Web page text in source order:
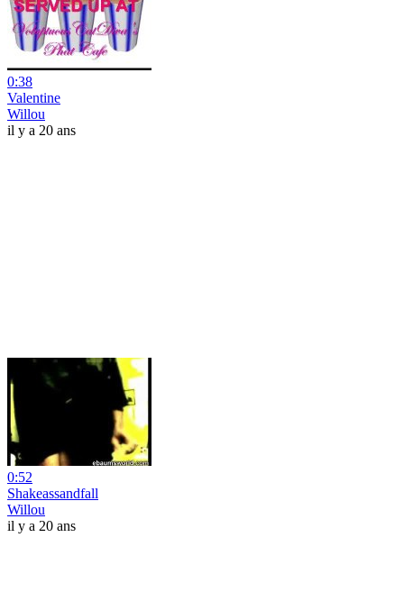
0:38
Valentine
Willou
il y a 20 ans
0:52
Shakeassandfall
Willou
il y a 20 ans